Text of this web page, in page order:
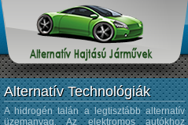
Alternatív Technológiák
A hidrogén talán a legtisztább alternatív
üzemanyag. Az elektromos autókhoz